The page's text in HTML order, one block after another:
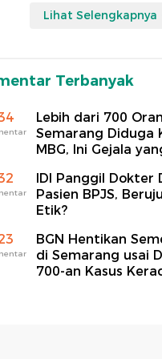
Lihat Selengkapnya
Terbanyak
Lebih dari 700
Semarang Diduga
MBG, Ini Gejala
IDI Panggil Dokter
Pasien BPJS,
Etik?
BGN Hentikan
di Semarang usai
700-an Kasus